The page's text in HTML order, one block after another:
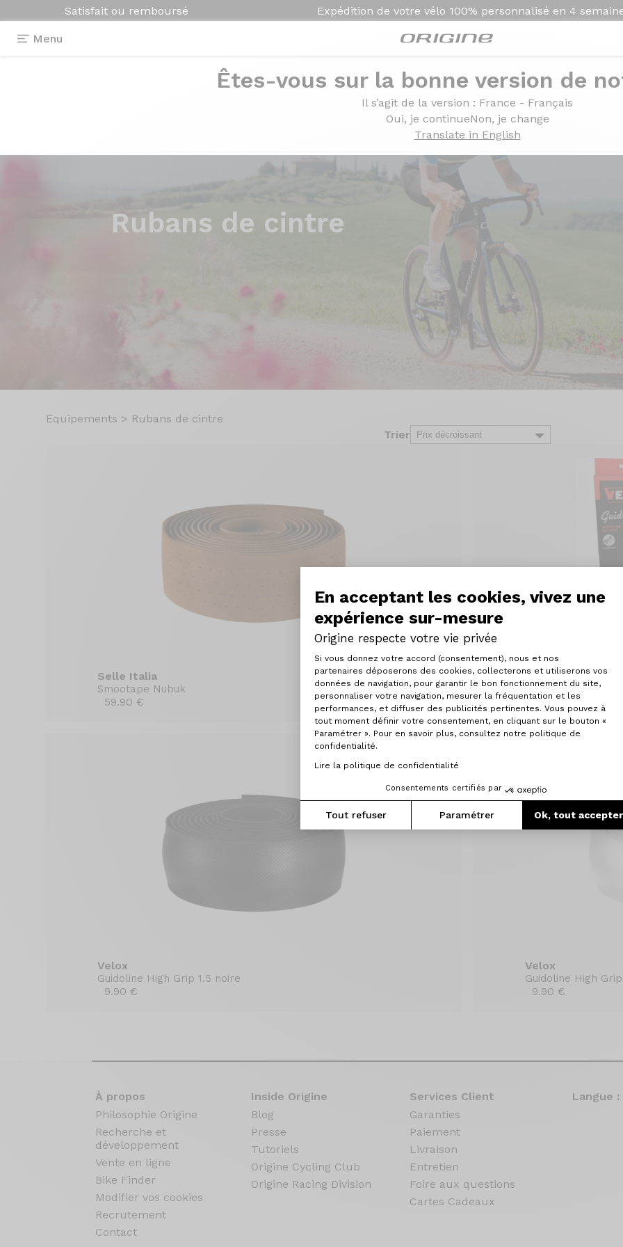
En acceptant les cookies, vivez une
expérience sur-mesure
Origine respecte votre vie privée
Plateforme de Gestion du
Si vous donnez votre accord (consentement), nous et nos
partenaires déposerons des cookies, collecterons et utiliserons vos
données de navigation, pour garantir le bon fonctionnement du site,
personnaliser votre navigation, mesurer la fréquentation et les
performances, et diffuser des publicités pertinentes. Vous pouvez à
tout moment définir votre consentement, en cliquant sur le bouton «
Paramétrer ». Pour en savoir plus, consultez notre politique de
confidentialité.
Lire la politique de confidentialité
Consentements certifiés par
Tout refuser Paramétrer Ok, tout accepter
Axeptio consent
Satisfait ou remboursé Expédition de votre vélo 100% personnalisé en 4
Menu
Êtes-vous sur la bonne version de
Il s’agit de la version : France - Français
Oui, je continueNon, je change
Translate in English
Rubans de cintre
Equipements > Rubans de cintre
Trier
Selle Italia
Smootape Nubuk
59.90 €
Velox
Insert Gel
16.90 €
Velox
Guidoline High Grip 1.5 noire
9.90 €
Velox
Guidoline High
9.90 €
À propos
Philosophie Origine
Recherche et
développement
Vente en ligne
Bike Finder
Modifier vos cookies
Recrutement
Contact
Inside Origine
Blog
Presse
Tutoriels
Origine Cycling Club
Origine Racing Division
Services Client
Garanties
Paiement
Livraison
Entretien
Foire aux questions
Cartes Cadeaux
Langue :